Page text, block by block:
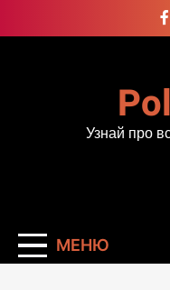
к
Узнай про
МЕНЮ